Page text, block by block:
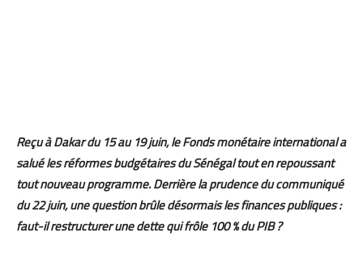
Reçu à Dakar du 15 au 19 juin, le Fonds monétaire international a
salué les réformes budgétaires du Sénégal tout en repoussant
tout nouveau programme. Derrière la prudence du communiqué
du 22 juin, une question brûle désormais les finances publiques :
faut-il restructurer une dette qui frôle 100 % du PIB ?